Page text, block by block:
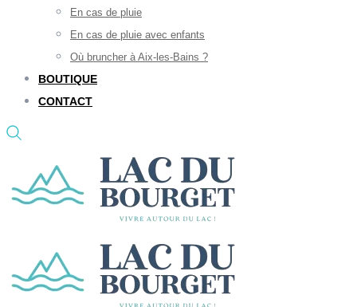
En cas de pluie
En cas de pluie avec enfants
Où bruncher à Aix-les-Bains ?
BOUTIQUE
CONTACT